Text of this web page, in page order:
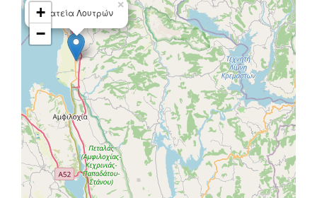
Πλατεία Λουτρών
×
+
−